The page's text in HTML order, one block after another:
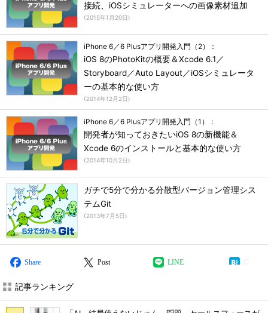
接続、iOSシミュレーターへの画像素材追加
(2015年1月20日)
iPhone 6／6 Plusアプリ開発入門（2）：
iOS 8のPhotoKitの概要＆Xcode 6.1／
Storyboard／Auto Layout／iOSシミュレータ
ーの基本的な使い方
(2014年12月2日)
iPhone 6／6 Plusアプリ開発入門（1）：
開発者が知っておきたいiOS 8の新機能＆
Xcode 6のインストールと基本的な使い方
(2014年10月2日)
ガチで5分で分かる分散型バージョン管理シス
テムGit
(2013年7月5日)
Share Post LINE
記事ランキング